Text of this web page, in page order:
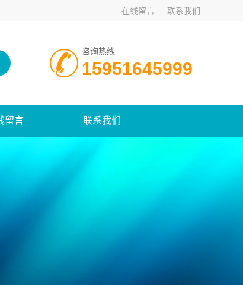
在线留言 联系我们
咨询热线
15951645999
留言 联系我们